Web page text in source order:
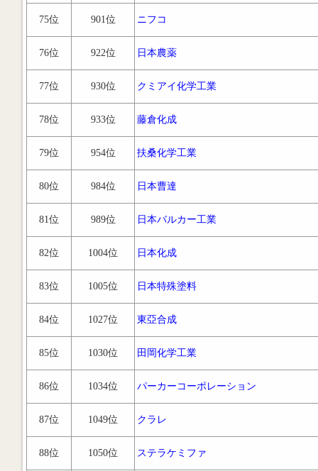
75位 901位 ニフコ
76位 922位 日本農薬
77位 930位 クミアイ化学工業
78位 933位 藤倉化成
79位 954位 扶桑化学工業
80位 984位 日本曹達
81位 989位 日本バルカー工業
82位 1004位 日本化成
83位 1005位 日本特殊塗料
84位 1027位 東亞合成
85位 1030位 田岡化学工業
86位 1034位 パーカーコーポレーション
87位 1049位 クラレ
88位 1050位 ステラケミファ